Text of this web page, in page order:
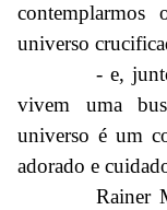
universo
- e,
vivem uma
universo é um
adorado e
Rainer